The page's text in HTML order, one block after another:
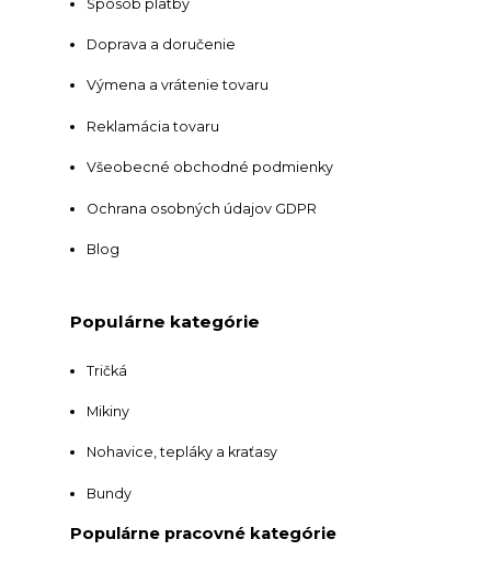
Spôsob platby
Doprava a doručenie
Výmena a vrátenie tovaru
Reklamácia tovaru
Všeobecné obchodné podmienky
Ochrana osobných údajov GDPR
Blog
Populárne kategórie
Tričká
Mikiny
Nohavice, tepláky a kraťasy
Bundy
Populárne pracovné kategórie